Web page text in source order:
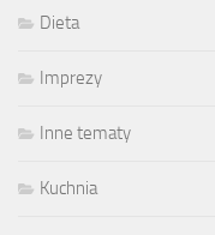
Dieta
Imprezy
Inne tematy
Kuchnia